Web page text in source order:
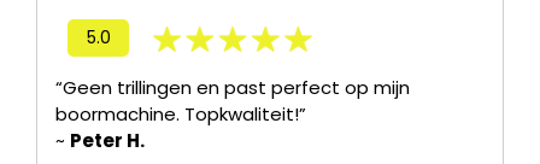
5.0
“Geen trillingen en past perfect op mijn
boormachine. Topkwaliteit!”
~ Peter H.